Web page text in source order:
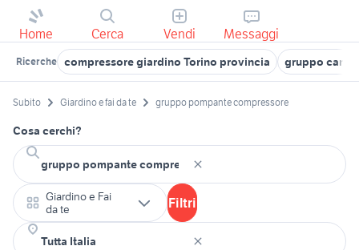
Home Cerca Vendi Messaggi
Ricerche compressore giardino Torino provincia gruppo
Subito Giardino e fai da te gruppo pompante compressore
Cosa cerchi?
Giardino e Fai
da te
Filtri